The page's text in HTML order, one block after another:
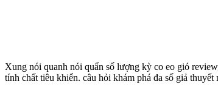
Xung nói quanh nói quẩn số lượng kỳ co eo gió
tính chất tiêu khiển. câu hỏi khám phá đa số giả